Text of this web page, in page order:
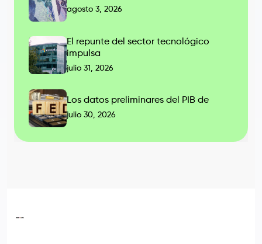
agosto 3, 2026
El repunte del sector tecnológico
impulsa
julio 31, 2026
Los datos preliminares del PIB de
julio 30, 2026